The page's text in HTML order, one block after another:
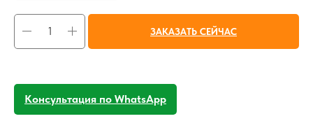
ЗАКАЗАТЬ СЕЙЧАС
Консультация по WhatsApp